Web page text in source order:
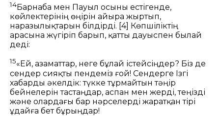
14Барнаба мен Пауыл осыны естігенде,
көйлектерінің өңірін айыра жыртып,
наразылықтарын білдірді. [4] Көпшіліктің
арасына жүгіріп барып, қатты дауыспен былай
деді:
15«Ей, азаматтар, неге бұлай істейсіңдер? Біз де
сендер сияқты пендеміз ғой! Сендерге Ізгі
хабарды әкелдік: түкке тұрмайтын тәңір
бейнелерін тастаңдар, аспан мен жерді, теңізді
және олардағы бар нәрселерді жаратқан тірі
Құдайға бет бұрыңдар!